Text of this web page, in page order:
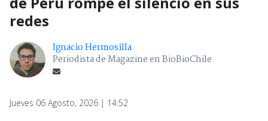
redes
Ignacio Hermosilla
Periodista de Magazine en BioBioChile
Jueves 06 Agosto, 2026 | 14:52